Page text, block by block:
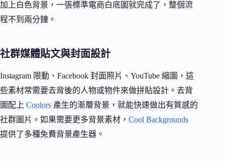
加上白色背景，一張標準電商白底圖就完成了，整個流
程不到兩分鐘。
社群媒體貼文與封面設計
Instagram 限動、Facebook 封面照片、YouTube 縮圖，這
些素材常需要去背後的人物或物件來做拼貼設計。去背
圖配上 Coolors 產生的漸層背景，就能快速做出有質感的
社群圖片。如果需要更多背景素材， Cool Backgrounds
提供了多種免費背景產生器。